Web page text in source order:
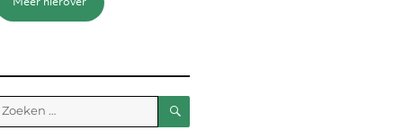
Meer hierover
Zoeken